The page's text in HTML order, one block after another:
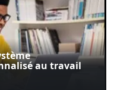
au travail